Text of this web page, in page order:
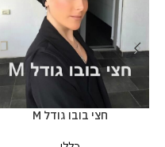
חצי בובו גודל M